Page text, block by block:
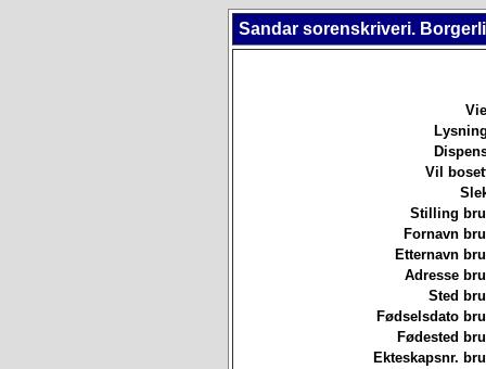
Sandar sorenskriveri.
Vil
Stilling
Fornavn
Etternavn
Adresse
Sted
Fødselsdato
Fødested
Ekteskapsnr.